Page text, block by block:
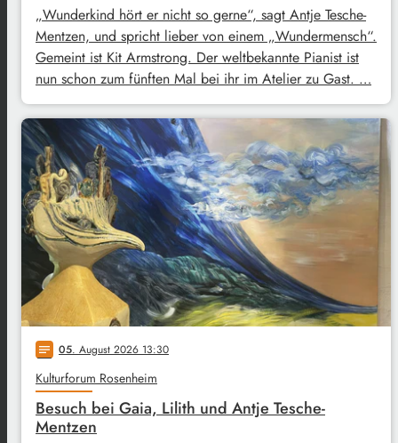
„Wunderkind hört er nicht so gerne“, sagt Antje Tesche-
Mentzen, und spricht lieber von einem „Wundermensch“.
Gemeint ist Kit Armstrong. Der weltbekannte Pianist ist
nun schon zum fünften Mal bei ihr im Atelier zu Gast. …
notes 05. August 2026 13:30
Kulturforum Rosenheim
Besuch bei Gaia, Lilith und Antje Tesche-
Mentzen